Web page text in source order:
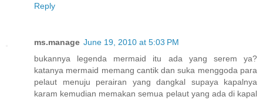
Reply
ms.manage June 19, 2010 at 5:03 PM
bukannya legenda mermaid itu ada yang serem ya?
katanya mermaid memang cantik dan suka menggoda para
pelaut menuju perairan yang dangkal supaya kapalnya
karam kemudian memakan semua pelaut yang ada di kapal